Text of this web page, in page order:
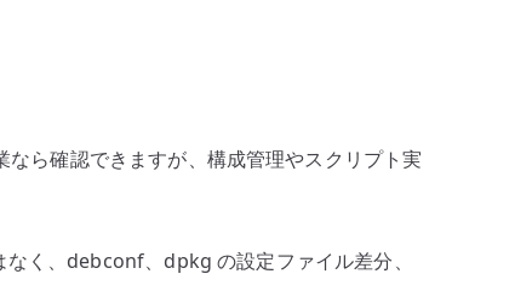
ら確認できますが、構成管理やスクリプト実
く、debconf、dpkg の設定ファイル差分、